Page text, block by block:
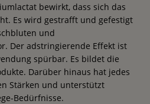
bewirkt, dass sich das
Es wird gestrafft und gefestigt
und
Der adstringierende Effekt ist
spürbar. Es bildet die
Darüber hinaus hat jedes
Stärken und unterstützt
Bedürfnisse.